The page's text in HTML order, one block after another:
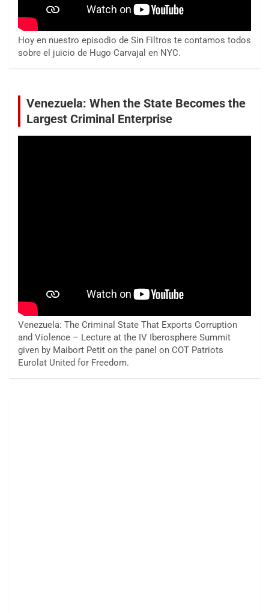
Hoy en nuestro episodio de Sin Filtros te contamos todos
sobre el juicio de Hugo Carvajal en NYC.
Venezuela: When the State Becomes the
Largest Criminal Enterprise
Venezuela: The Criminal State That Exports Corruption
and Violence – Lecture at the IV Iberosphere Summit
given by Maibort Petit on the panel on COT Patriots
Eurolat United for Freedom.